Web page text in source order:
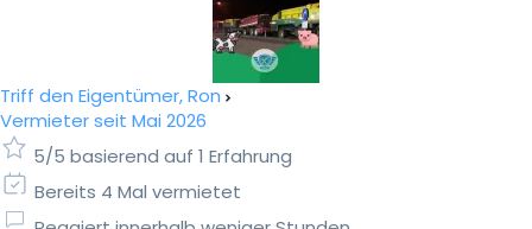
Triff den Eigentümer, Ron
Vermieter seit Mai 2026
5/5 basierend auf 1 Erfahrung
Bereits 4 Mal vermietet